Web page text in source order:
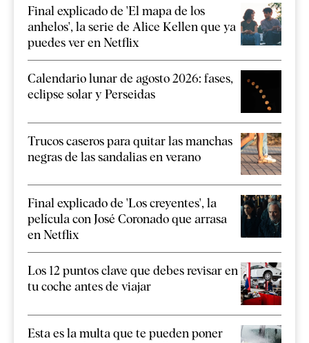
Final explicado de 'El mapa de los
anhelos', la serie de Alice Kellen que ya
puedes ver en Netflix
Calendario lunar de agosto 2026: fases,
eclipse solar y Perseidas
Trucos caseros para quitar las manchas
negras de las sandalias en verano
Final explicado de 'Los creyentes', la
película con José Coronado que arrasa
en Netflix
Los 12 puntos clave que debes revisar en
tu coche antes de viajar
Esta es la multa que te pueden poner